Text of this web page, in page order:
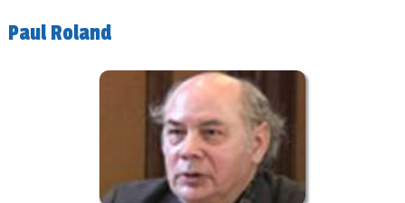
Paul Roland